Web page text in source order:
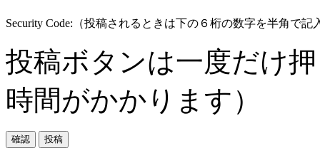
Security Code:（投稿されるときは下の６桁の数字を半角で記
投稿ボタンは一度だけ
時間がかかります）